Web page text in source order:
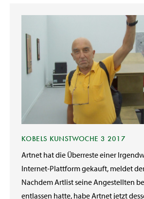
KOBELS KUNSTWOCHE 3 2017
Artnet hat die Überreste einer
Internet-Plattform gekauft, meldet
Nachdem Artlist seine Angestellten
entlassen hatte, habe Artnet jetzt